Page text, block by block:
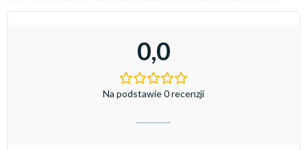
0,0
Na podstawie 0 recenzji